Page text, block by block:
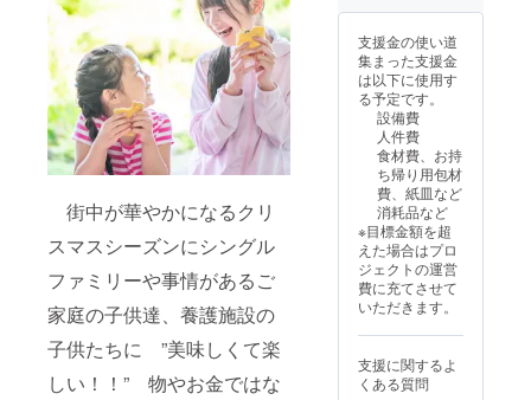
街中が華やかになるクリ
スマスシーズンにシングル
ファミリーや事情があるご
家庭の子供達、養護施設の
子供たちに ”美味しくて楽
しい！！” 物やお金ではな
支援金の使い道
集まった支援金
は以下に使用す
る予定です。
設備費
人件費
食材費、お持
ち帰り用包材
費、紙皿など
消耗品など
※目標金額を超
えた場合はプロ
ジェクトの運営
費に充てさせて
いただきます。
支援に関するよ
くある質問